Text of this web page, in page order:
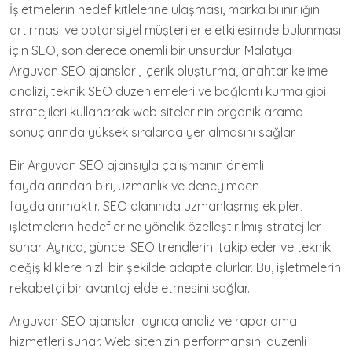
İşletmelerin hedef kitlelerine ulaşması, marka bilinirliğini
artırması ve potansiyel müşterilerle etkileşimde bulunması
için SEO, son derece önemli bir unsurdur. Malatya
Arguvan SEO ajansları, içerik oluşturma, anahtar kelime
analizi, teknik SEO düzenlemeleri ve bağlantı kurma gibi
stratejileri kullanarak web sitelerinin organik arama
sonuçlarında yüksek sıralarda yer almasını sağlar.
Bir Arguvan SEO ajansıyla çalışmanın önemli
faydalarından biri, uzmanlık ve deneyimden
faydalanmaktır. SEO alanında uzmanlaşmış ekipler,
işletmelerin hedeflerine yönelik özelleştirilmiş stratejiler
sunar. Ayrıca, güncel SEO trendlerini takip eder ve teknik
değişikliklere hızlı bir şekilde adapte olurlar. Bu, işletmelerin
rekabetçi bir avantaj elde etmesini sağlar.
Arguvan SEO ajansları ayrıca analiz ve raporlama
hizmetleri sunar. Web sitenizin performansını düzenli